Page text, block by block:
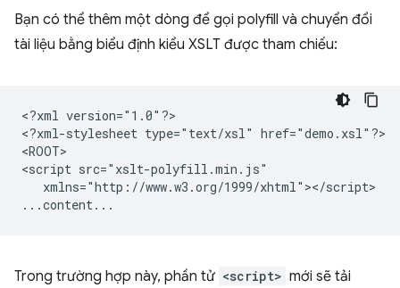
Bạn có thể thêm một dòng để gọi polyfill và chuyển đổi
tài liệu bằng biểu định kiểu XSLT được tham chiếu:
<?xml version="1.0"?>
<?xml-stylesheet type="text/xsl" href="demo.xsl"?>
<ROOT>
<script
xmlns="http://www.w3.org/1999/xhtml"></script>
Trong trường hợp này, phần tử <script> mới sẽ tải